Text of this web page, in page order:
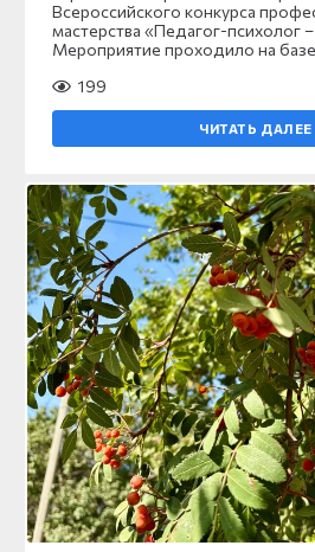
Всероссийского конкурса
мастерства «Педагог-психолог
Мероприятие проходило на
199
ЧИТАТЬ ДАЛЕЕ